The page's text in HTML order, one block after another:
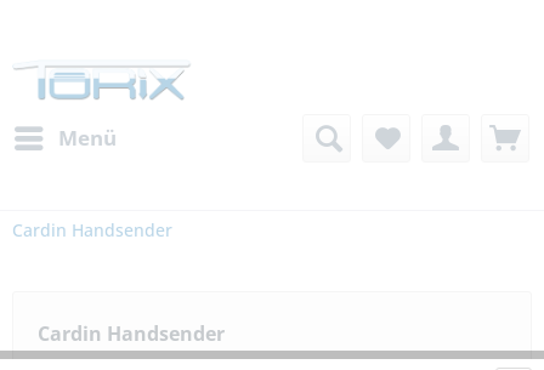
Menü
Cardin Handsender
Cardin Handsender